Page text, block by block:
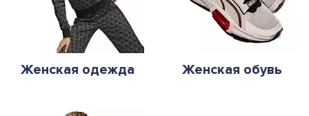
Женская одежда Женская обувь